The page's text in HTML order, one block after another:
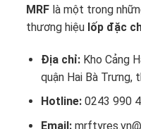
MRF là một trong
thương hiệu lốp đặc
Địa chỉ:Kho Cảng
quận Hai Bà Trưng,
Hotline: 0243 990
Email: